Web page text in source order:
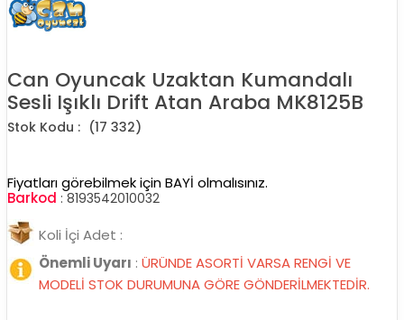
Can Oyuncak Uzaktan Kumandalı
Sesli Işıklı Drift Atan Araba MK8125B
(17 332)
Fiyatları görebilmek için BAYİ olmalısınız.
Barkod : 8193542010032
Koli İçi Adet :
Önemli Uyarı : ÜRÜNDE ASORTİ VARSA RENGİ VE
MODELİ STOK DURUMUNA GÖRE GÖNDERİLMEKTEDİR.